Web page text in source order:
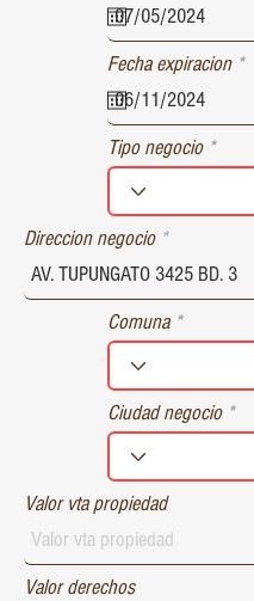
u
i
d
Fecha expiracion *r
u
r
d
Tipo negocio
Direccion negocio
Comuna
Ciudad negocio
Valor vta propiedad
Valor derechos